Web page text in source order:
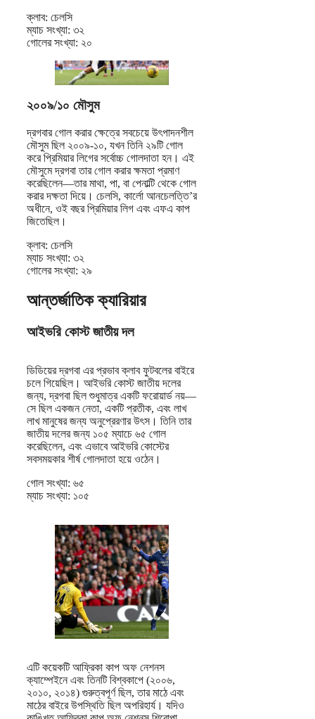
ক্লাব: চেলসি
ম্যাচ সংখ্যা: ৩২
গোলের সংখ্যা: ২০
২০০৯/১০ মৌসুম
দ্রগবার গোল করার ক্ষেত্রে সবচেয়ে উৎপাদনশীল
মৌসুম ছিল ২০০৯-১০, যখন তিনি ২৯টি গোল
করে প্রিমিয়ার লিগের সর্বোচ্চ গোলদাতা হন। এই
মৌসুমে দ্রগবা তার গোল করার ক্ষমতা প্রমাণ
করেছিলেন—তার মাথা, পা, বা পেনাল্টি থেকে গোল
করার দক্ষতা দিয়ে। চেলসি, কার্লো আনচেলত্তি’র
অধীনে, ওই বছর প্রিমিয়ার লিগ এবং এফএ কাপ
জিতেছিল।
ক্লাব: চেলসি
ম্যাচ সংখ্যা: ৩২
গোলের সংখ্যা: ২৯
আন্তর্জাতিক ক্যারিয়ার
আইভরি কোস্ট জাতীয় দল
ডিডিয়ের দ্রগবা এর প্রভাব ক্লাব ফুটবলের বাইরে
চলে গিয়েছিল। আইভরি কোস্ট জাতীয় দলের
জন্য, দ্রগবা ছিল শুধুমাত্র একটি ফরোয়ার্ড নয়—
সে ছিল একজন নেতা, একটি প্রতীক, এবং লাখ
লাখ মানুষের জন্য অনুপ্রেরণার উৎস। তিনি তার
জাতীয় দলের জন্য ১০৫ ম্যাচে ৬৫ গোল
করেছিলেন, এবং এভাবে আইভরি কোস্টের
সবসময়কার শীর্ষ গোলদাতা হয়ে ওঠেন।
গোল সংখ্যা: ৬৫
ম্যাচ সংখ্যা: ১০৫
এটি কয়েকটি আফ্রিকা কাপ অফ নেশনস
ক্যাম্পেইনে এবং তিনটি বিশ্বকাপে (২০০৬,
২০১০, ২০১৪) গুরুত্বপূর্ণ ছিল, তার মাঠে এবং
মাঠের বাইরে উপস্থিতি ছিল অপরিহার্য। যদিও